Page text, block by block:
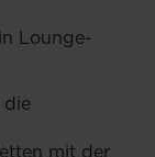
Lounge-
die
mit der